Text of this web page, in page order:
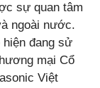
sự quan tâm
ngoài nước.
hiện đang sử
mại Cổ
Việt